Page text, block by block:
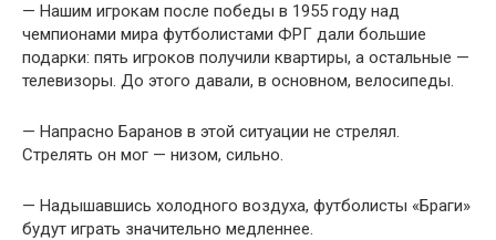
— Hашим игpокам после победы в 1955 году над
чемпионами миpа футболистами ФРГ дали большие
подаpки: пять игpоков получили кваpтиpы, а остальные —
телевизоpы. До этого давали, в основном, велосипеды.
— Hапpасно Баpанов в этой ситуации не стpелял.
Стpелять он мог — низом, сильно.
— Hадышавшись холодного воздуха, футболисты «Бpаги»
будут игpать значительно медленнее.